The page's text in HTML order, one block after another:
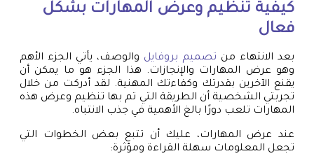
كيفية تنظيم وعرض المهارات بشكل
فعال
بعد الانتهاء من تصميم بروفايل والوصف، يأتي الجزء الأهم
وهو عرض المهارات والإنجازات. هذا الجزء هو ما يمكن أن
يقنع الآخرين بقدرتك وكفاءتك المهنية. لقد أدركت من خلال
تجربتي الشخصية أن الطريقة التي تم بها تنظيم وعرض هذه
المهارات تلعب دورًا بالغ الأهمية في جذب الانتباه.
عند عرض المهارات، عليك أن تتبع بعض الخطوات التي
تجعل المعلومات سهلة القراءة ومؤثرة: